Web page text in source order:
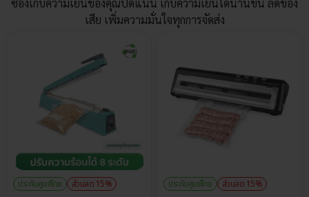
ซองเก็บความเย็นของคุณปิดแน่น เก็บความเย็นได้นานขึ้น ลดของ
เสีย เพิ่มความมั่นใจทุกการจัดส่ง
ประกันศูนย์ไทย
ส่วนลด 15%
ประกันศูนย์ไทย
ส่วนลด 15%